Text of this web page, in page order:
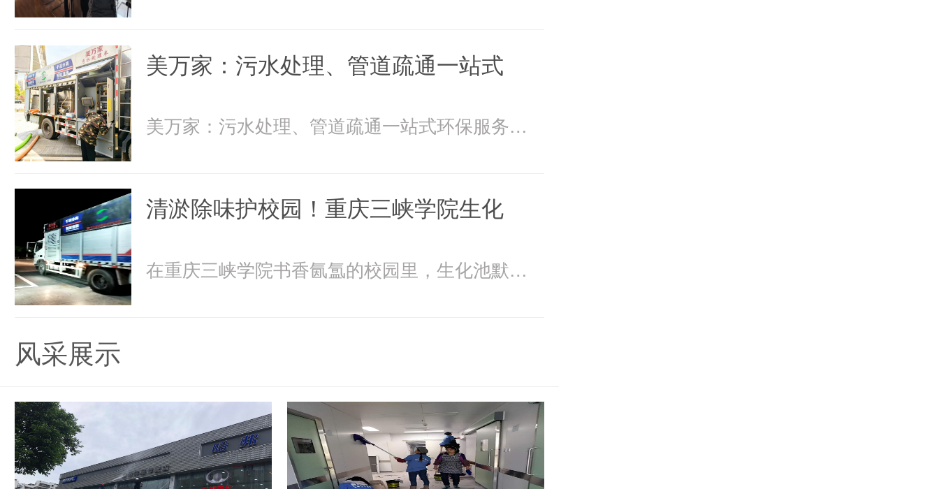
美万家：污水处理、管道疏通一站式
美万家：污水处理、管道疏通一站式环保服务美万家公司，
清淤除味护校园！重庆三峡学院生化
在重庆三峡学院书香氤氲的校园里，生化池默默承载着污水
风采展示